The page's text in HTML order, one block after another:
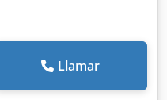
Llamar